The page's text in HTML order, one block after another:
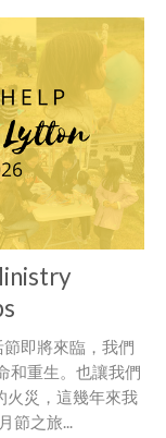
即將來臨，我們
和重生。也讓我們
火災，這幾年來我
節之旅...